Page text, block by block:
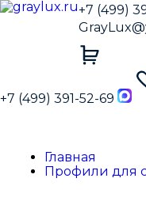
+7 (499)
+7 (499) 391-52-69
Главная
Профили для